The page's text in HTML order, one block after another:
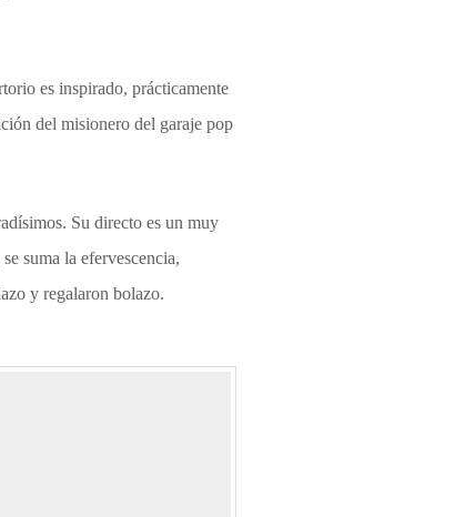
es inspirado, prácticamente
del misionero del garaje pop
Su directo es un muy
suma la efervescencia,
y regalaron bolazo.